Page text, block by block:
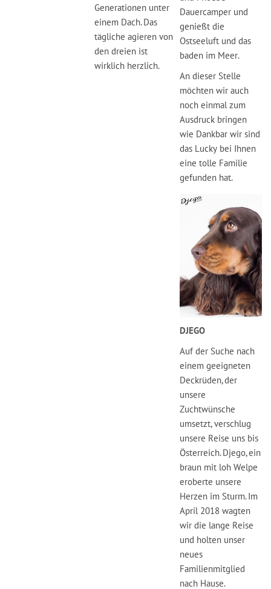
Generationen unter
einem Dach. Das
tägliche agieren von
den dreien ist
wirklich herzlich.
Dauercamper und
genießt die
Ostseeluft und das
baden im Meer.
An dieser Stelle
möchten wir auch
noch einmal zum
Ausdruck bringen
wie Dankbar wir sind
das Lucky bei Ihnen
eine tolle Familie
gefunden hat.
DJEGO
Auf der Suche nach
einem geeigneten
Deckrüden, der
unsere
Zuchtwünsche
umsetzt, verschlug
unsere Reise uns bis
Österreich. Djego, ein
braun mit loh Welpe
eroberte unsere
Herzen im Sturm. Im
April 2018 wagten
wir die lange Reise
und holten unser
neues
Familienmitglied
nach Hause.